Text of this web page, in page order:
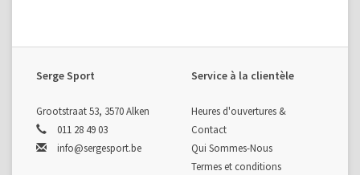
Serge Sport
Grootstraat 53, 3570 Alken
011 28 49 03
info@sergesport.be
Service à la clientèle
Heures d'ouvertures &
Contact
Qui Sommes-Nous
Termes et conditions